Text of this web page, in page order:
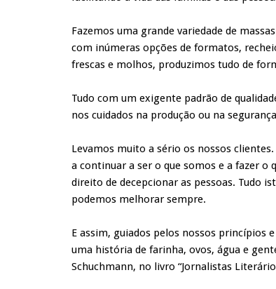
Fazemos uma grande variedade de
com inúmeras opções de formatos,
frescas e molhos, produzimos tudo de
Tudo com um exigente padrão de
nos cuidados na produção ou na
Levamos muito a sério os nossos
a continuar a ser o que somos e a fazer
direito de decepcionar as pessoas. Tudo
podemos melhorar sempre.
E assim, guiados pelos nossos princípios
uma história de farinha, ovos, água e
Schuchmann, no livro “Jornalistas